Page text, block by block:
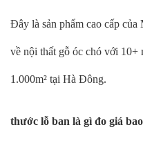
Đây là sản phẩm cao cấp
về nội thất gỗ óc chó với 10+
1.000m² tại Hà Đông.
thước lỗ ban là gì đo giá